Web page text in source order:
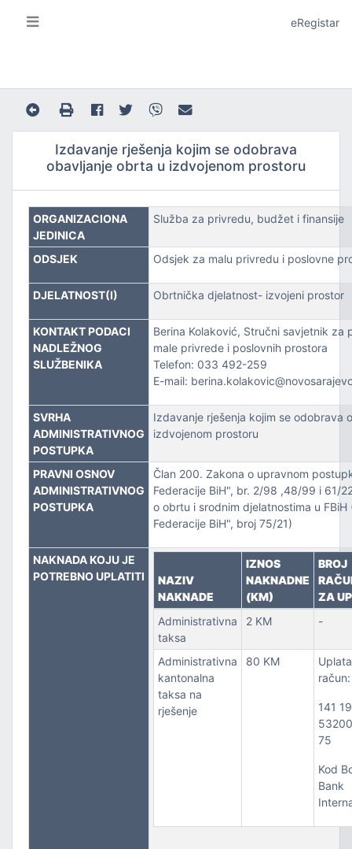
I LOKALNU SAMOUPRAVU
I URBANIZMA
I SAOBRAĆAJ
IZBJEGLICE I RASELJENA LICA
eRegistar
Izdavanje rješenja kojim se odobrava
obavljanje obrta u izdvojenom prostoru
ORGANIZACIONA
JEDINICA
Služba za privredu, budžet i finansije
ODSJEK Odsjek za malu privredu i poslovne
DJELATNOST(I) Obrtnička djelatnost- izvojeni prostor
KONTAKT PODACI
NADLEŽNOG
SLUŽBENIKA
Berina Kolaković, Stručni savjetnik za
male privrede i poslovnih prostora
Telefon: 033 492-259
E-mail:
SVRHA
ADMINISTRATIVNOG
POSTUPKA
Izdavanje rješenja kojim se odobrava
izdvojenom prostoru
PRAVNI OSNOV
ADMINISTRATIVNOG
POSTUPKA
Član 200. Zakona o upravnom
Federacije BiH", br. 2/98 ,48/99 i 61/
o obrtu i srodnim djelatnostima u
Federacije BiH", broj 75/21)
NAKNADA KOJU JE
POTREBNO UPLATITI
NAZIV
NAKNADE
IZNOS
NAKNADNE
(KM)
BROJ
ZA
Administrativna
taksa
2 KM -
Administrativna
kantonalna
taksa na
rješenje
80 KM
račun:
141
75
Kod
Bank